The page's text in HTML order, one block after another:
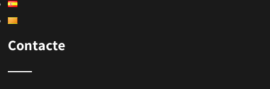
Contacte